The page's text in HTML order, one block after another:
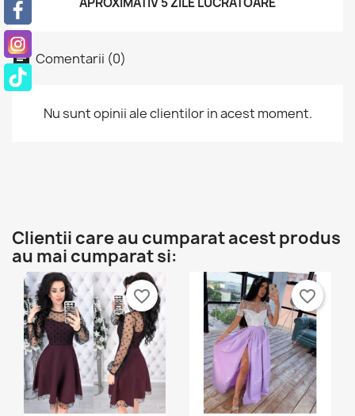
add_circle_outline Create new list
Creeaza o lista de dorinte
Ai nevoie sa fii autentificat pentru a salva produsele in
Comentarii (0)
Nu sunt opinii ale clientilor in acest moment.
Clientii care au cumparat acest produs
au mai cumparat si:
favorite_border favorite_border